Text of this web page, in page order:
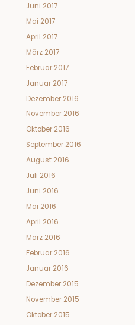
Juni 2017
Mai 2017
April 2017
März 2017
Februar 2017
Januar 2017
Dezember 2016
November 2016
Oktober 2016
September 2016
August 2016
Juli 2016
Juni 2016
Mai 2016
April 2016
März 2016
Februar 2016
Januar 2016
Dezember 2015
November 2015
Oktober 2015